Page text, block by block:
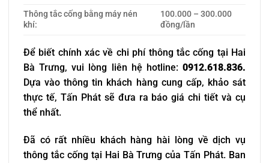
Thông tắc cống bằng máy nén
khí:
100.000 – 300.000
đồng/lần
Để biết chính xác về chi phí thông tắc cống tại Hai
Bà Trưng, vui lòng liên hệ hotline: 0912.618.836.
Dựa vào thông tin khách hàng cung cấp, khảo sát
thực tế, Tấn Phát sẽ đưa ra báo giá chi tiết và cụ
thể nhất.
Đã có rất nhiều khách hàng hài lòng về dịch vụ
thông tắc cống tại Hai Bà Trưng của Tấn Phát. Ban